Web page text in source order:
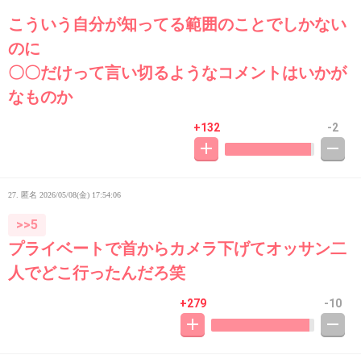
こういう自分が知ってる範囲のことでしかない
のに
〇〇だけって言い切るようなコメントはいかが
なものか
+132 -2
27. 匿名 2026/05/08(金) 17:54:06
>>5
プライベートで首からカメラ下げてオッサン二
人でどこ行ったんだろ笑
+279 -10